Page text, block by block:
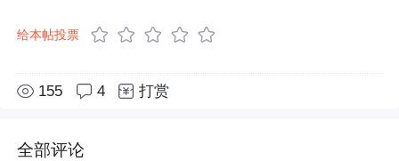
给本帖投票
155 4 打赏
全部评论